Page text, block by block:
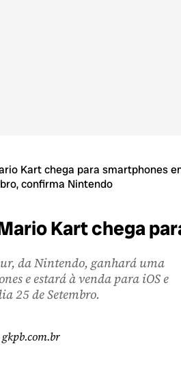
Kart chega para smartphones
confirma Nintendo
Kart chega
da Nintendo, ganhará uma
e estará à venda para iOS e
25 de Setembro.